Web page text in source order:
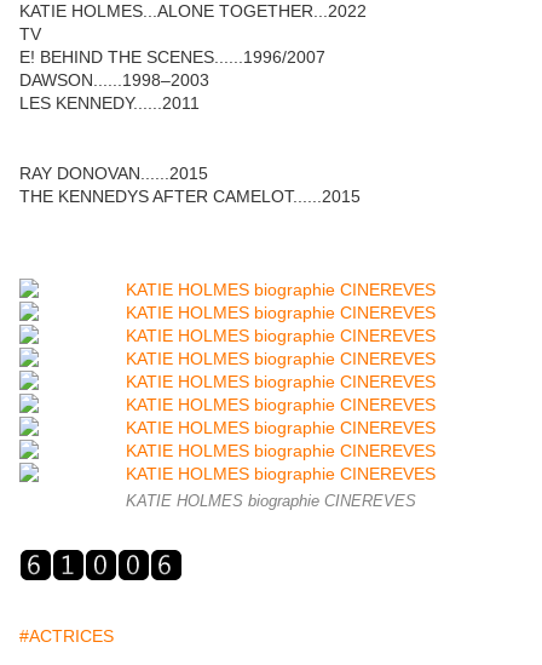
KATIE HOLMES...ALONE TOGETHER...2022
TV
E! BEHIND THE SCENES......1996/2007
DAWSON......1998–2003
LES KENNEDY......2011
RAY DONOVAN......2015
THE KENNEDYS AFTER CAMELOT......2015
KATIE HOLMES biographie CINEREVES
#ACTRICES